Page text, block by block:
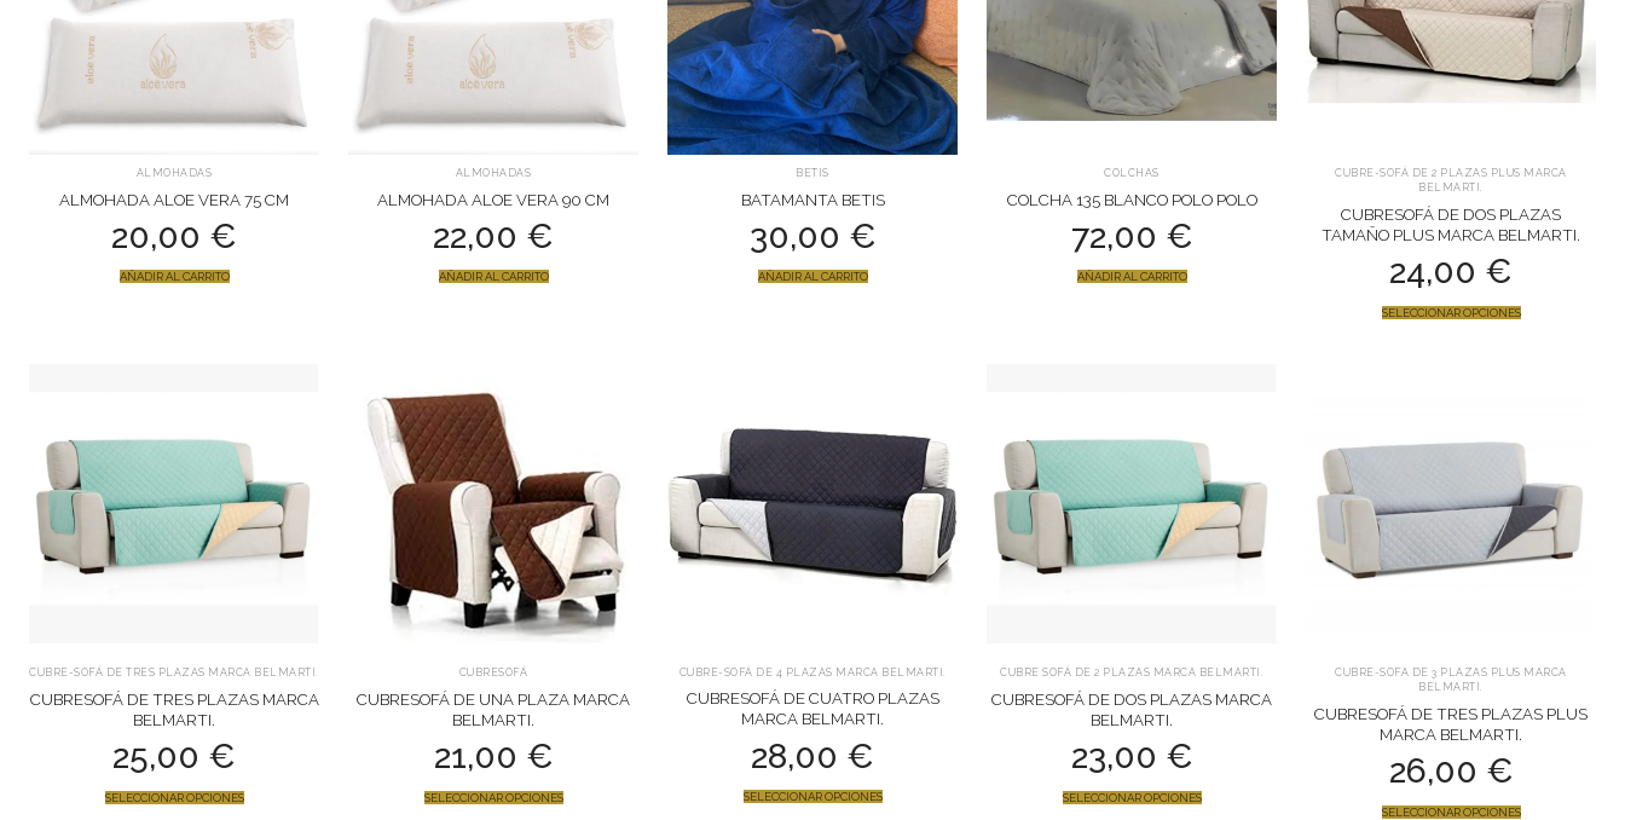
ALMOHADAS
ALMOHADA ALOE VERA 75 CM
20,00 €
AÑADIR AL CARRITO
ALMOHADAS
ALMOHADA ALOE VERA 90 CM
22,00 €
AÑADIR AL CARRITO
BETIS
BATAMANTA BETIS
30,00 €
AÑADIR AL CARRITO
COLCHAS
COLCHA 135 BLANCO POLO POLO
72,00 €
AÑADIR AL CARRITO
CUBRE-SOFÁ DE 2 PLAZAS PLUS MARCA
BELMARTI.
CUBRESOFÁ DE DOS PLAZAS
TAMAÑO PLUS MARCA BELMARTI.
24,00 €
SELECCIONAR OPCIONES
CUBRE-SOFÁ DE TRES PLAZAS MARCA BELMARTI.
CUBRESOFÁ DE TRES PLAZAS MARCA
BELMARTI.
25,00 €
SELECCIONAR OPCIONES
CUBRESOFÁ
CUBRESOFÁ DE UNA PLAZA MARCA
BELMARTI.
21,00 €
SELECCIONAR OPCIONES
CUBRE-SOFÁ DE 4 PLAZAS MARCA BELMARTI.
CUBRESOFÁ DE CUATRO PLAZAS
MARCA BELMARTI.
28,00 €
SELECCIONAR OPCIONES
CUBRE SOFÁ DE 2 PLAZAS MARCA BELMARTI.
CUBRESOFÁ DE DOS PLAZAS MARCA
BELMARTI.
23,00 €
SELECCIONAR OPCIONES
CUBRE-SOFA DE 3 PLAZAS PLUS MARCA
BELMARTI.
CUBRESOFÁ DE TRES PLAZAS PLUS
MARCA BELMARTI.
26,00 €
SELECCIONAR OPCIONES